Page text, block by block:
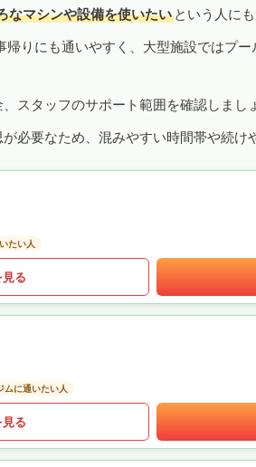
なマシンや設備を使いたい という人に
りにも通いやすく、大型施設ではプ
スタッフのサポート範囲を確認しまし
必要なため、混みやすい時間帯や続け
たい人
る
ムに通いたい人
る